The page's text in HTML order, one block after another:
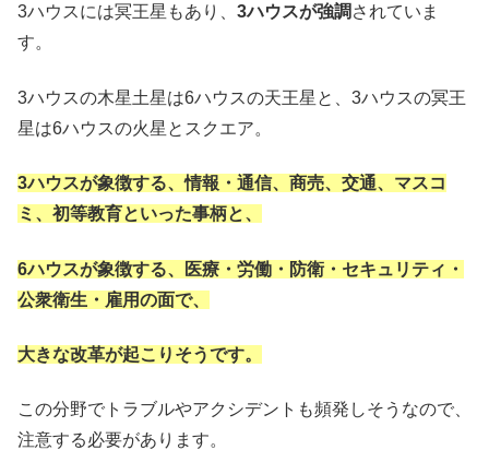
3ハウスには冥王星もあり、 3ハウスが強調 されていま
す。
3ハウスの木星土星は6ハウスの天王星と、3ハウスの冥王
星は6ハウスの火星とスクエア。
3ハウスが象徴する、情報・通信、商売、交通、マスコ
ミ、初等教育といった事柄と、
6ハウスが象徴する、医療・労働・防衛・セキュリティ・
公衆衛生・雇用の面で、
大きな改革が起こりそうです。
この分野でトラブルやアクシデントも頻発しそうなので、
注意する必要があります。